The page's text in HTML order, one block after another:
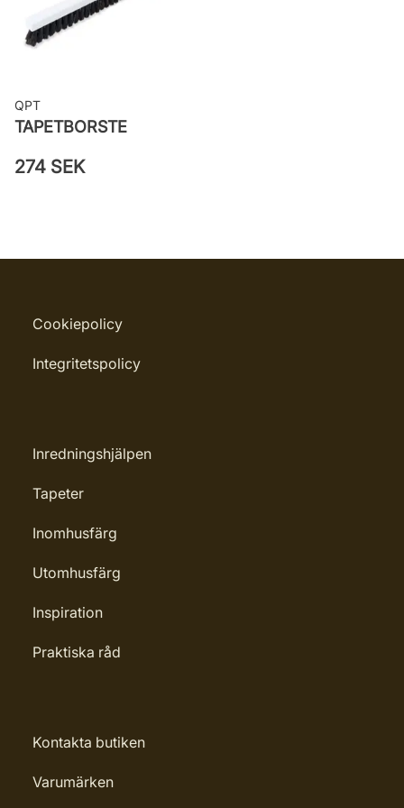
väggen
Leverantörens artikelnummer: 7650
QPT
TAPETBORSTE
274 SEK
Cookiepolicy
Integritetspolicy
Inredningshjälpen
Tapeter
Inomhusfärg
Utomhusfärg
Inspiration
Praktiska råd
Kontakta butiken
Varumärken